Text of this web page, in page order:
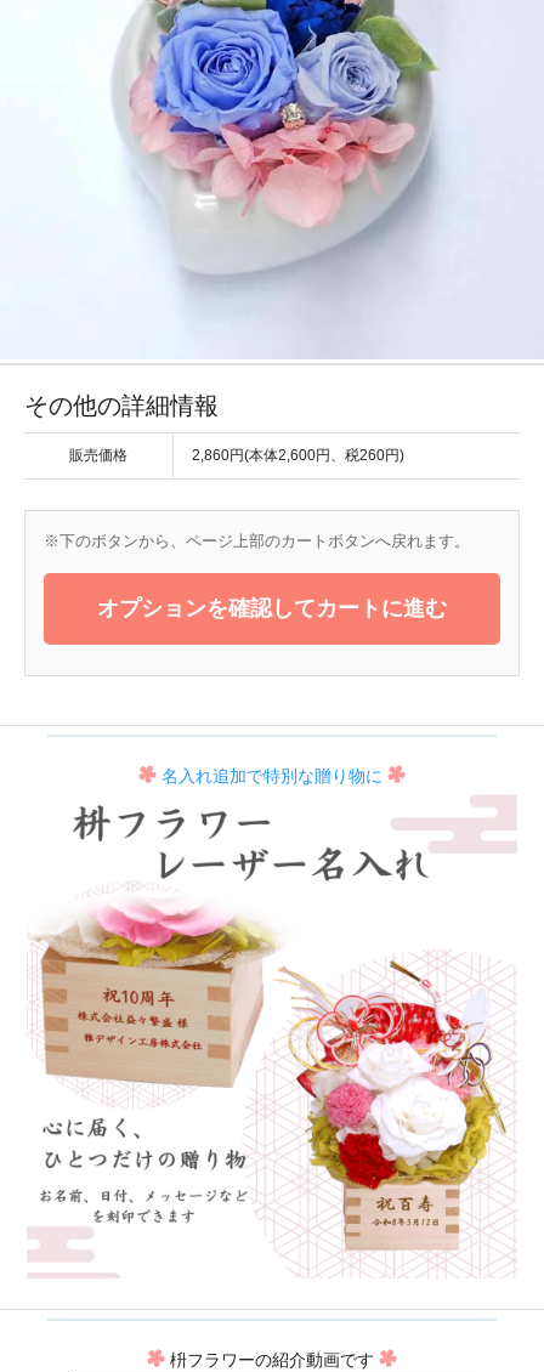
その他の詳細情報
販売価格 2,860円(本体2,600円、税260円)
※下のボタンから、ページ上部のカートボタンへ戻れます。
オプションを確認してカートに進む
名入れ追加で特別な贈り物に
枡フラワーの紹介動画です